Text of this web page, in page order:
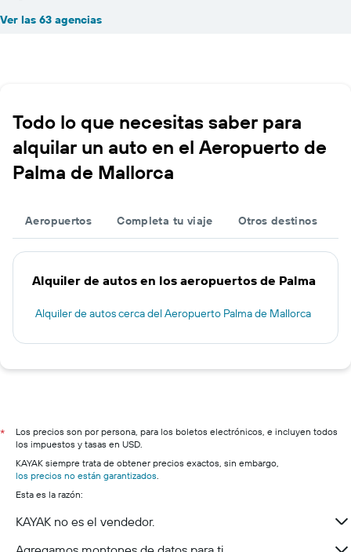
Ver las 63 agencias
Todo lo que necesitas saber para
alquilar un auto en el Aeropuerto de
Palma de Mallorca
Aeropuertos Completa tu viaje Otros destinos
Alquiler de autos en los aeropuertos de Palma
Alquiler de autos cerca del Aeropuerto Palma de Mallorca
*
Los precios son por persona, para los boletos electrónicos, e incluyen todos
los impuestos y tasas en USD.
KAYAK siempre trata de obtener precios exactos, sin embargo,
los precios no están garantizados
Esta es la razón:
KAYAK no es el vendedor.